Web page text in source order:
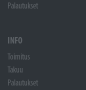
Palautukset
INFO
Toimitus
Takuu
Palautukset